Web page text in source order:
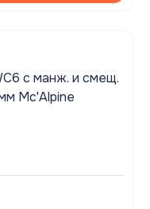
с манж. и смещ.
Mc'Alpine